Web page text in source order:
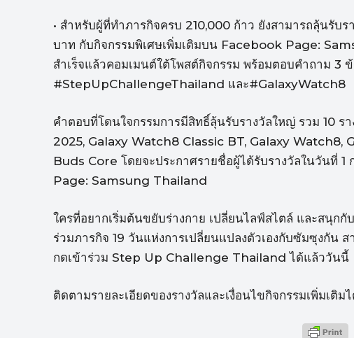
• สำหรับผู้ที่ทำภารกิจครบ 210,000 ก้าว ยังสามารถลุ้นรับ
บาท กับกิจกรรมพิเศษเพิ่มเติมบน Facebook Page:
สำเร็จแล้วคอมเมนต์ใต้โพสต์กิจกรรม พร้อมตอบคำถาม 3
#StepUpChallengeThailand และ#GalaxyWatch8
คำตอบที่โดนใจกรรมการมีสิทธิ์ลุ้นรับรางวัลใหญ่ รวม 10
2025, Galaxy Watch8 Classic BT, Galaxy Watch8,
Buds Core โดยจะประกาศรายชื่อผู้ได้รับรางวัลในวันที่
Page: Samsung Thailand
ใครที่อยากเริ่มต้นขยับร่างกาย เปลี่ยนไลฟ์สไตล์ และสนุก
ร่วมภารกิจ 19 วันแห่งการเปลี่ยนแปลงตัวเองกับซัมซุงกั
กดเข้าร่วม Step Up Challenge Thailand ได้แล้ววันนี้
ติดตามรายละเอียดของรางวัลและเงื่อนไขกิจกรรมเพิ่มเติม